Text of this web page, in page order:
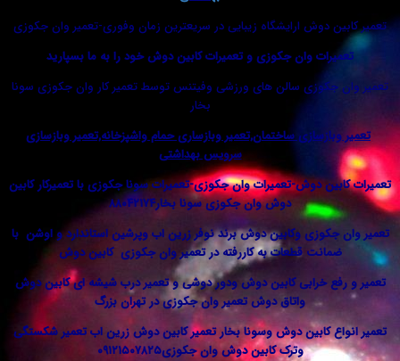
دوش ارایشگاه زیبایی در سریعترین زمان وفوری-تعمیر وان جکوزی
وان جکوزی و تعمیرات کابین دوش خود را به ما بسپارید
سالن های ورزشی وفیتنس توسط تعمیر کار وان جکوزی سونا
ساختمان,تعمیر وبازساری حمام واشپزخانه,تعمیر وبازسازی
سرویس بهداشتی
دوش-تعمیرات وان جکوزی-تعمیرات سونا جکوزی با تعمیرکار کابین
دوش وان جکوزی سونا بخار۸۸۰۴۲۱۷۴
وکابین دوش برند نوفر زرین اب وپرشین استاندارد و اوشن با
قطعات به کاررفته در تعمیر وان جکوزی کابین دوش
خرابی کابین دوش ودور دوشی و تعمیر درب شیشه ای کابین دوش
واتاق دوش تعمیر وان جکوزی در تهران بزرگ
کابین دوش وسونا بخار تعمیر کابین دوش زرین اب تعمیر شکستگی
وترک کابین دوش وان جکوزی۰۹۱۲۱۵۰۷۸۲۵